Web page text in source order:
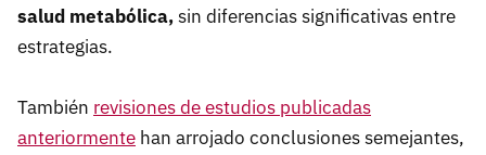
salud metabólica,sin diferencias significativas entre
estrategias.
También revisiones de estudios publicadas
anteriormente han arrojado conclusiones semejantes,